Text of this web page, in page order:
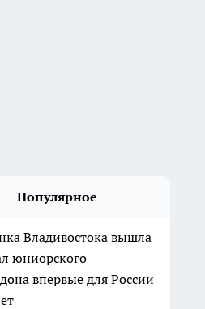
Популярное
Владивостока вышла
юниорского
впервые для России